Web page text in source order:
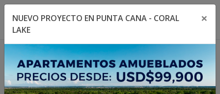
Toggle navigation menu
NUEVO PROYECTO EN PUNTA CANA - CORAL
LAKE
×